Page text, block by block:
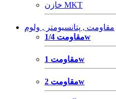
خازن MKT
مقاومت , پتانسیومتر , ولوم
مقاومت 1/4w
مقاومت 1w
مقاومت 2w